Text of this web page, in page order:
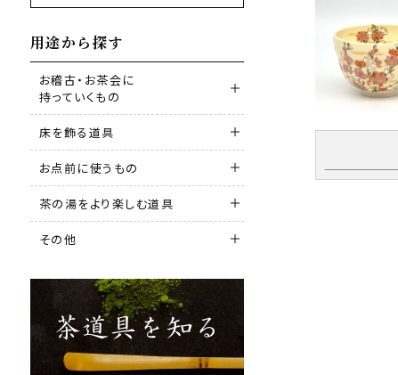
用途から探す
お稽古・お茶会に
持っていくもの
床を飾る道具
お点前に使うもの
茶の湯をより楽しむ道具
その他